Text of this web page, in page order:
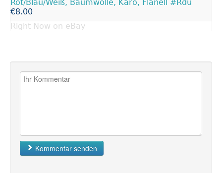
Rot/Blau/Weiß, Baumwolle, Karo, Flanell #Rdu
€8.00
Right Now on eBay
Kommentar senden